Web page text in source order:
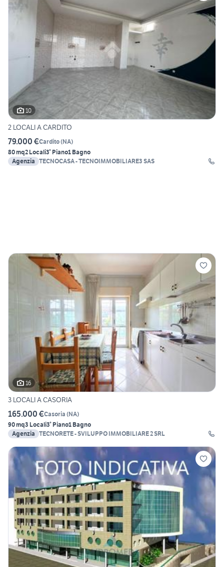
10
2 LOCALI A CARDITO
79.000 €Cardito(NA)
80 mq2 Locali3° Piano1 Bagno
Agenzia
TECNOCASA - TECNOIMMOBILIARE3 SAS
16
3 LOCALI A CASORIA
165.000 €Casoria (NA)
90 mq3 Locali3° Piano1 Bagno
Agenzia TECNORETE - SVILUPPO IMMOBILIARE 2 SRL